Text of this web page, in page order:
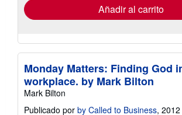
envío
Añadir al carrito
Monday Matters: Finding God
workplace. by Mark Bilton
Mark Bilton
Publicado por by Called to Business, 2012